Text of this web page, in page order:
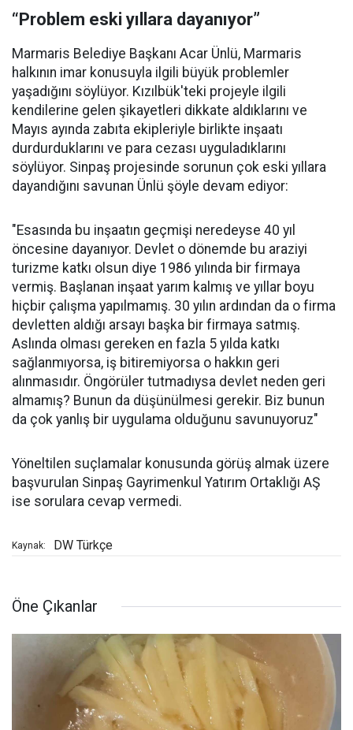
“Problem eski yıllara dayanıyor”
Marmaris Belediye Başkanı Acar Ünlü, Marmaris
halkının imar konusuyla ilgili büyük problemler
yaşadığını söylüyor. Kızılbük'teki projeyle ilgili
kendilerine gelen şikayetleri dikkate aldıklarını ve
Mayıs ayında zabıta ekipleriyle birlikte inşaatı
durdurduklarını ve para cezası uyguladıklarını
söylüyor. Sinpaş projesinde sorunun çok eski yıllara
dayandığını savunan Ünlü şöyle devam ediyor:
"Esasında bu inşaatın geçmişi neredeyse 40 yıl
öncesine dayanıyor. Devlet o dönemde bu araziyi
turizme katkı olsun diye 1986 yılında bir firmaya
vermiş. Başlanan inşaat yarım kalmış ve yıllar boyu
hiçbir çalışma yapılmamış. 30 yılın ardından da o firma
devletten aldığı arsayı başka bir firmaya satmış.
Aslında olması gereken en fazla 5 yılda katkı
sağlanmıyorsa, iş bitiremiyorsa o hakkın geri
alınmasıdır. Öngörüler tutmadıysa devlet neden geri
almamış? Bunun da düşünülmesi gerekir. Biz bunun
da çok yanlış bir uygulama olduğunu savunuyoruz"
Yöneltilen suçlamalar konusunda görüş almak üzere
başvurulan Sinpaş Gayrimenkul Yatırım Ortaklığı AŞ
ise sorulara cevap vermedi.
Kaynak: DW Türkçe
Öne Çıkanlar